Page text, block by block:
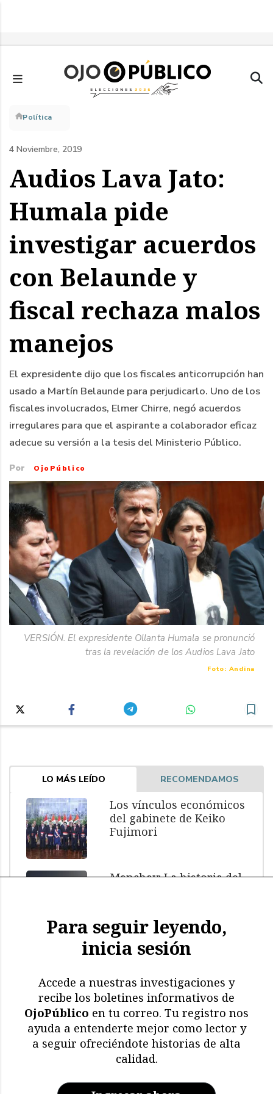
principal
Sobrescribir
enlaces
de
ayuda
a
la
navegación
Política
4 Noviembre, 2019
Audios Lava Jato:
Humala pide
investigar acuerdos
con Belaunde y
fiscal rechaza malos
manejos
El expresidente dijo que los fiscales anticorrupción han
usado a Martín Belaunde para perjudicarlo. Uno de los
fiscales involucrados, Elmer Chirre, negó acuerdos
irregulares para que el aspirante a colaborador eficaz
adecue su versión a la tesis del Ministerio Público.
Por OjoPúblico
VERSIÓN. El expresidente Ollanta Humala se pronunció
tras la revelación de los Audios Lava Jato
Foto: Andina
LO MÁS LEÍDO RECOMENDAMOS
Los vínculos económicos
del gabinete de Keiko
Fujimori
Manchay: La historia del
El impacto de El Niño: más
mamíferos marinos
muertos
Memoria en riesgo:
restricciones y deterioro
en los archivos de la CVR
Para seguir leyendo,
inicia sesión
Accede a nuestras investigaciones y
recibe los boletines informativos de
OjoPúblico en tu correo. Tu registro nos
ayuda a entenderte mejor como lector y
a seguir ofreciéndote historias de alta
calidad.